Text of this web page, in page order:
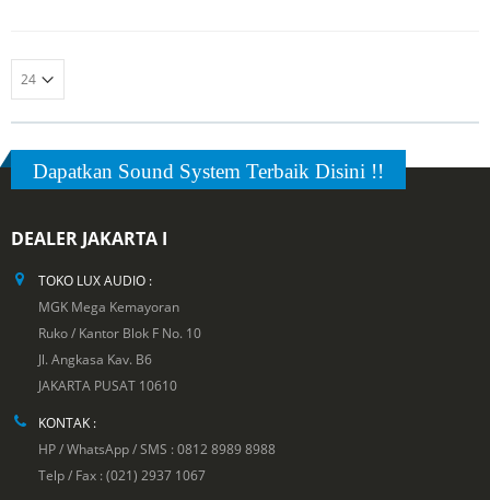
Dapatkan Sound System Terbaik Disini !!
DEALER JAKARTA I
TOKO LUX AUDIO :
MGK Mega Kemayoran
Ruko / Kantor Blok F No. 10
Jl. Angkasa Kav. B6
JAKARTA PUSAT 10610
KONTAK :
HP / WhatsApp / SMS : 0812 8989 8988
Telp / Fax : (021) 2937 1067